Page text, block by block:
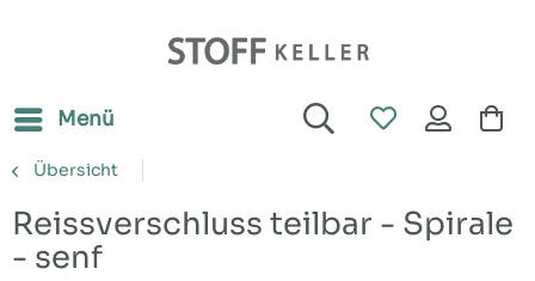
Menü
Übersicht
Reissverschluss teilbar - Spirale
- senf